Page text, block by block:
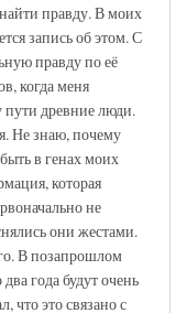
правду. В моих
запись об этом. С
правду по её
когда меня
древние люди.
Не знаю, почему
в генах моих
которая
не
они жестами.
В позапрошлом
года будут очень
что это связано с